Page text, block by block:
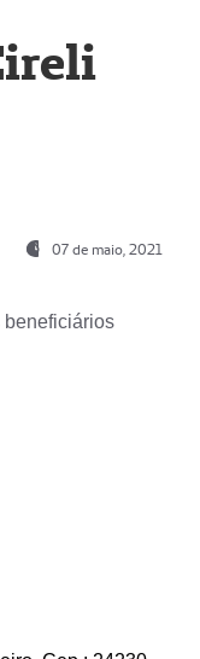
07 de maio, 2021
beneficiários